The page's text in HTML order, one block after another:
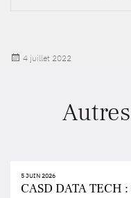
Publié
4 juillet 2022
Autres
5 JUIN 2026
CASD DATA TECH